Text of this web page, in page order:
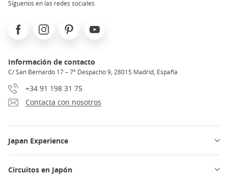
Síguenos en las redes sociales
FacebookInstagramPinterest Youtube
Información de contacto
C/ San Bernardo 17 – 7º Despacho 9, 28015 Madrid, España
+34 91 198 31 75
Contacta con nosotros
Japan Experience
Circuitos en Japón